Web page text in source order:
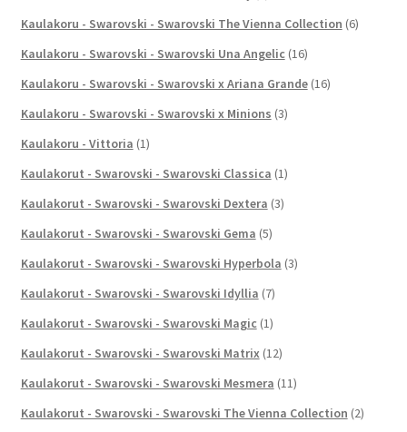
Kaulakoru - Swarovski - Swarovski The Vienna Collection (6)
Kaulakoru - Swarovski - Swarovski Una Angelic (16)
Kaulakoru - Swarovski - Swarovski x Ariana Grande (16)
Kaulakoru - Swarovski - Swarovski x Minions (3)
Kaulakoru - Vittoria (1)
Kaulakorut - Swarovski - Swarovski Classica (1)
Kaulakorut - Swarovski - Swarovski Dextera (3)
Kaulakorut - Swarovski - Swarovski Gema (5)
Kaulakorut - Swarovski - Swarovski Hyperbola (3)
Kaulakorut - Swarovski - Swarovski Idyllia (7)
Kaulakorut - Swarovski - Swarovski Magic (1)
Kaulakorut - Swarovski - Swarovski Matrix (12)
Kaulakorut - Swarovski - Swarovski Mesmera (11)
Kaulakorut - Swarovski - Swarovski The Vienna Collection (2)